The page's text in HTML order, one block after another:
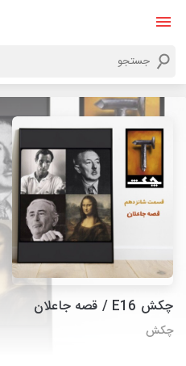
چکش E16 / قصه جاعلان
چکش